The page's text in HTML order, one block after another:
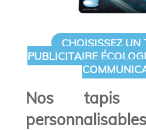
CHOISISSEZ UN
PUBLICITAIRE
Nos tapis